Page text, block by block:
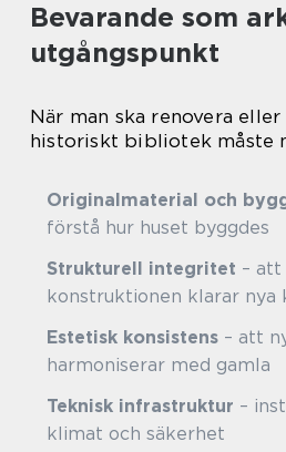
Bevarande som
utgångspunkt
När man ska renovera
historiskt bibliotek måste
Originalmaterial och
förstå hur huset byggdes
Strukturell integritet –
konstruktionen klarar nya
Estetisk konsistens – att
harmoniserar med gamla
Teknisk infrastruktur –
klimat och säkerhet